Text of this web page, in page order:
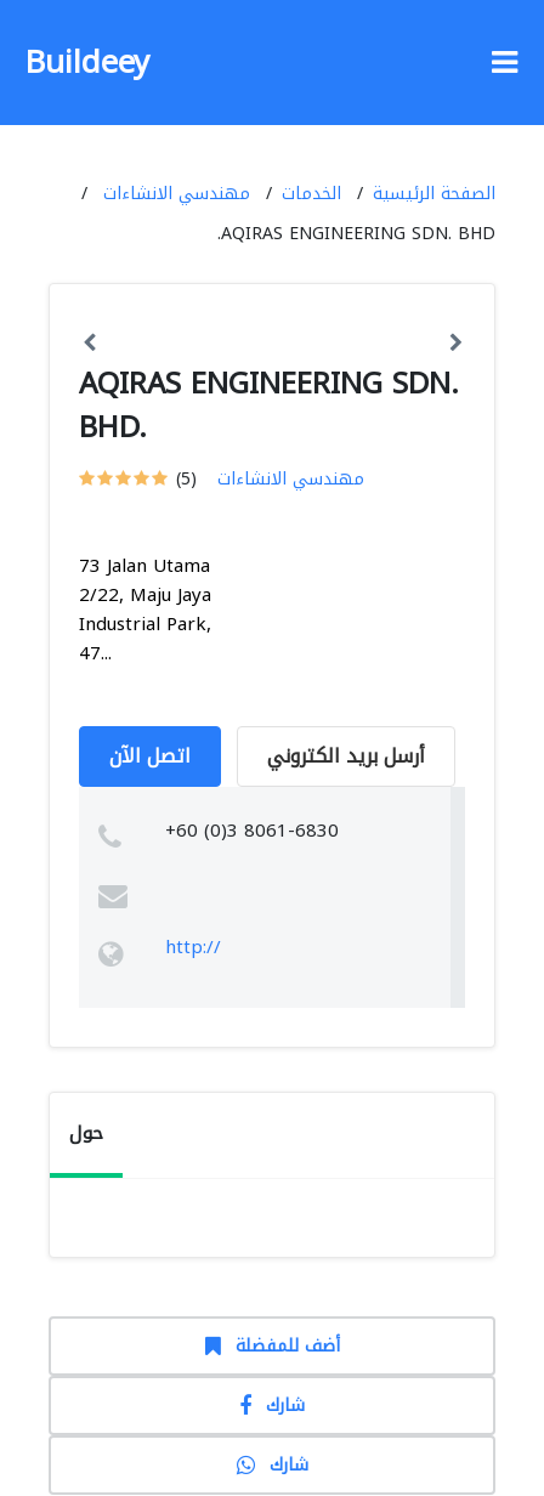
Buildeey
الصفحة الرئيسية الخدمات
مهندسي الانشاءات
AQIRAS ENGINEERING SDN. BHD.
AQIRAS ENGINEERING SDN.
BHD.
(5) مهندسي الانشاءات
73 Jalan Utama
2/22, Maju Jaya
Industrial Park,
47...
اتصل الآن أرسل بريد الكتروني
+60 (0)3 8061-6830
http://
حول
أضف للمفضلة
شارك
شارك